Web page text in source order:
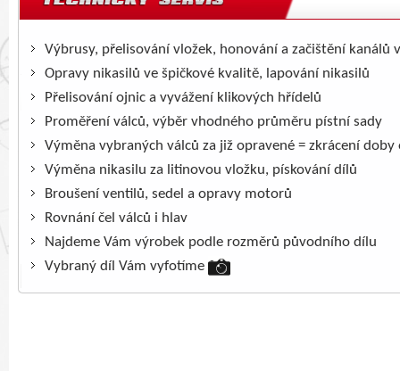
Výbrusy, přelisování vložek, honování a začištění kanálů
Opravy nikasilů ve špičkové kvalitě, lapování nikasilů
Přelisování ojnic a vyvážení klikových hřídelů
Proměření válců, výběr vhodného průměru pístní sady
Výměna vybraných válců za již opravené = zkrácení doby
Výměna nikasilu za litinovou vložku, pískování dílů
Broušení ventilů, sedel a opravy motorů
Rovnání čel válců i hlav
Najdeme Vám výrobek podle rozměrů původního dílu
Vybraný díl Vám vyfotíme